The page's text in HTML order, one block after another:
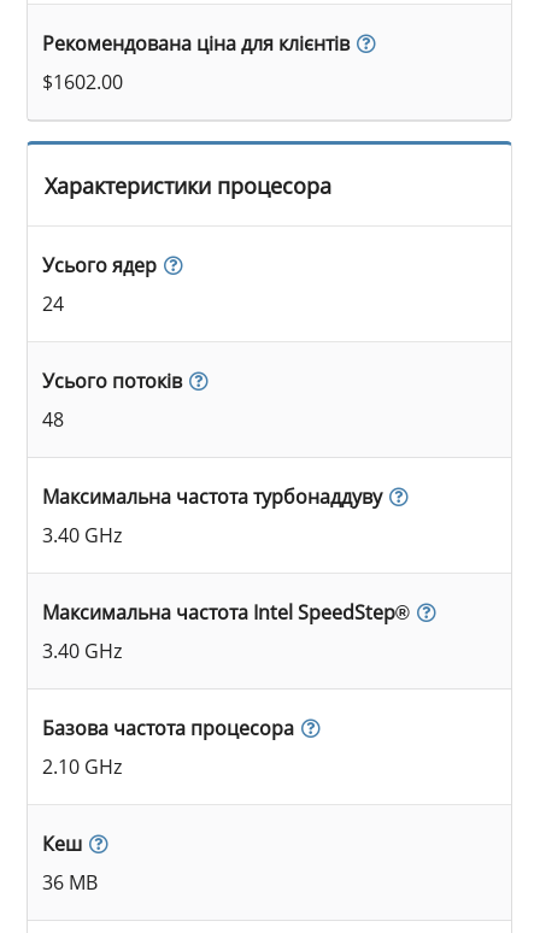
Рекомендована ціна для клієнтів
$1602.00
Характеристики процесора
Усього ядер
24
Усього потоків
48
Максимальна частота турбонаддуву
3.40 GHz
Максимальна частота Intel SpeedStep®
3.40 GHz
Базова частота процесора
2.10 GHz
Кеш
36 MB